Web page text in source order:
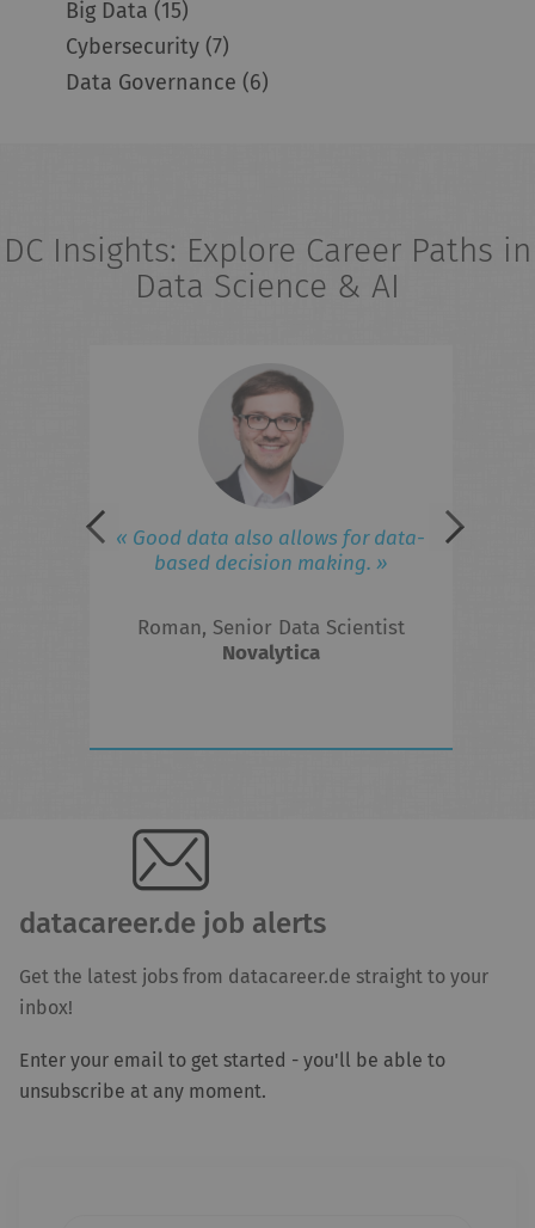
Big Data (15)
Cybersecurity (7)
Data Governance (6)
DC Insights: Explore Career Paths in
Data Science & AI
« Good data also allows for data-
based decision making. »
Roman, Senior Data Scientist
Novalytica
datacareer.de job alerts
Get the latest jobs from datacareer.de straight to your
inbox!
Enter your email to get started - you'll be able to
unsubscribe at any moment.